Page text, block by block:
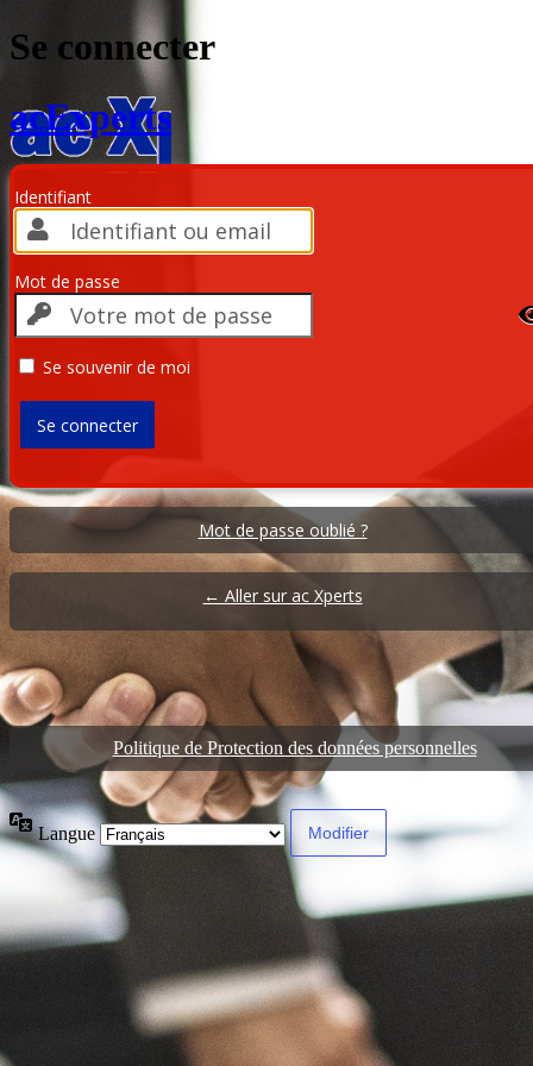
Se connecter
acExperts
Identifiant
Mot de passe
Se souvenir de moi
Mot de passe oublié ?
← Aller sur ac Xperts
Politique de Protection des données personnelles
Langue